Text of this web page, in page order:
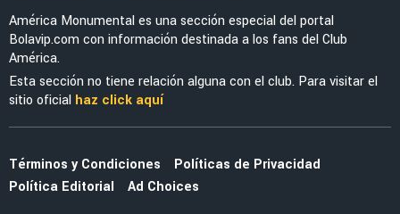
MERCADO
El enorme esfuerzo que está haciendo
Jáminton Campaz para llegar al América